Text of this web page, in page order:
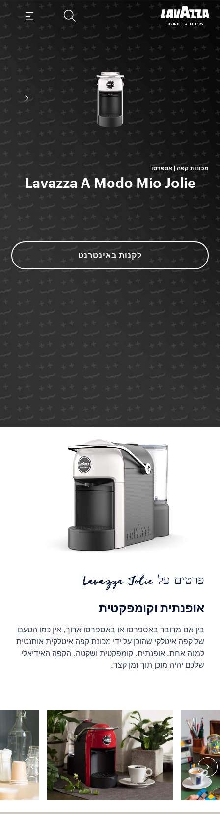
מכונות קפה | אספרסו
Lavazza A Modo Mio Jolie
לקנות באינטרנט
פרטים על Lavazza Jolie
אופנתית וקומפקטית
בין אם מדובר באספרסו או באספרסו ארוך, אין כמו הטעם
של קפה איטלקי שהוכן על ידי מכונת קפה איטלקית אותנטית
למנה אחת. אופנתית, קומפקטית ושקטה, הקפה האידיאלי
שלכם יהיה מוכן תוך זמן קצר.